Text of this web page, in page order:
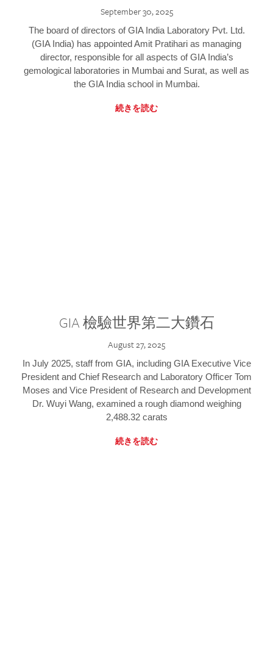
September 30, 2025
The board of directors of GIA India Laboratory Pvt. Ltd.
(GIA India) has appointed Amit Pratihari as managing
director, responsible for all aspects of GIA India’s
gemological laboratories in Mumbai and Surat, as well as
the GIA India school in Mumbai.
続きを読む
GIA 檢驗世界第二大鑽石
August 27, 2025
In July 2025, staff from GIA, including GIA Executive Vice
President and Chief Research and Laboratory Officer Tom
Moses and Vice President of Research and Development
Dr. Wuyi Wang, examined a rough diamond weighing
2,488.32 carats
続きを読む